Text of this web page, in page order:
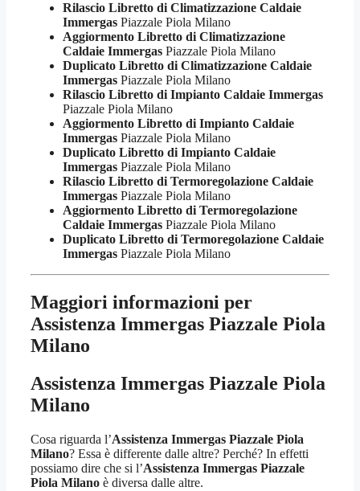
Rilascio Libretto di Climatizzazione Caldaie
Immergas Piazzale Piola Milano
Aggiormento Libretto di Climatizzazione
Caldaie Immergas Piazzale Piola Milano
Duplicato Libretto di Climatizzazione Caldaie
Immergas Piazzale Piola Milano
Rilascio Libretto di Impianto Caldaie Immergas
Piazzale Piola Milano
Aggiormento Libretto di Impianto Caldaie
Immergas Piazzale Piola Milano
Duplicato Libretto di Impianto Caldaie
Immergas Piazzale Piola Milano
Rilascio Libretto di Termoregolazione Caldaie
Immergas Piazzale Piola Milano
Aggiormento Libretto di Termoregolazione
Caldaie Immergas Piazzale Piola Milano
Duplicato Libretto di Termoregolazione Caldaie
Immergas Piazzale Piola Milano
Maggiori informazioni per
Assistenza Immergas Piazzale Piola
Milano
Assistenza Immergas Piazzale Piola
Milano
Cosa riguarda l’Assistenza Immergas Piazzale Piola
Milano? Essa è differente dalle altre? Perché? In effetti
possiamo dire che si l’Assistenza Immergas Piazzale
Piola Milano è diversa dalle altre.